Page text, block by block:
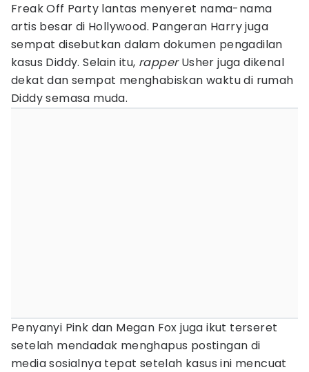
Freak Off Party lantas menyeret nama-nama
artis besar di Hollywood. Pangeran Harry juga
sempat disebutkan dalam dokumen pengadilan
kasus Diddy. Selain itu, rapperUsher juga dikenal
dekat dan sempat menghabiskan waktu di rumah
Diddy semasa muda.
Penyanyi Pink dan Megan Fox juga ikut terseret
setelah mendadak menghapus postingan di
media sosialnya tepat setelah kasus ini mencuat